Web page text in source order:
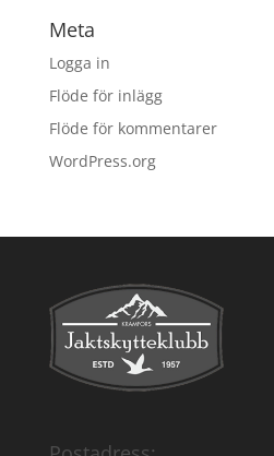
Meta
Logga in
Flöde för inlägg
Flöde för kommentarer
WordPress.org